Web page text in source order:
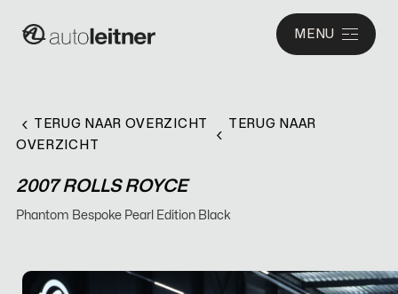
MENU
TERUG NAAR OVERZICHT
TERUG NAAR
OVERZICHT
2007 ROLLS ROYCE
Phantom Bespoke Pearl Edition Black